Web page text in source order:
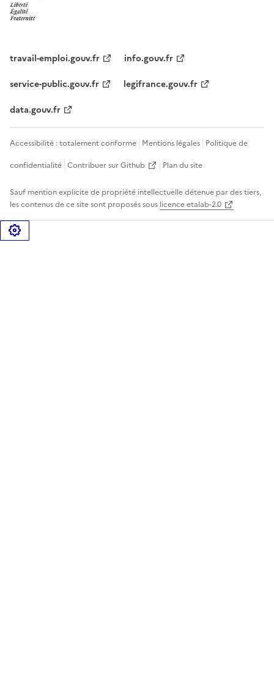
travail-emploi.gouv.fr
info.gouv.fr
service-public.gouv.fr
legifrance.gouv.fr
data.gouv.fr
Accessibilité : totalement conforme Mentions légales Politique de
confidentialité Contribuer sur Github Plan du site
Sauf mention explicite de propriété intellectuelle détenue par des tiers,
les contenus de ce site sont proposés sous licence etalab-2.0
Gérer les cookies